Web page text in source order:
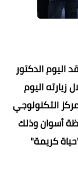
الدكتور
اليوم
التكنولوجي
أسوان وذلك
كريمة"